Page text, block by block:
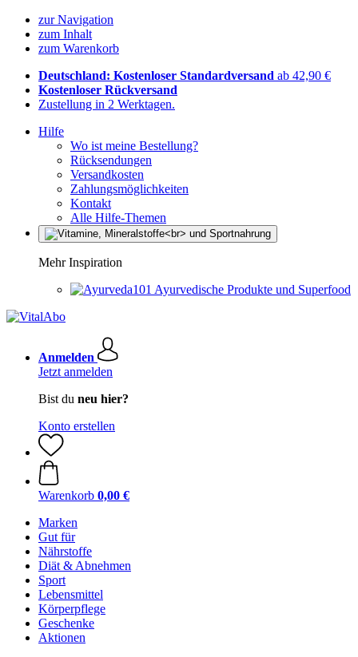
zur Navigation
zum Inhalt
zum Warenkorb
Deutschland: Kostenloser Standardversand ab 42,90 €
Kostenloser Rückversand
Zustellung in 2 Werktagen.
Hilfe
Wo ist meine Bestellung?
Rücksendungen
Versandkosten
Zahlungsmöglichkeiten
Kontakt
Alle Hilfe-Themen
Mehr Inspiration
Ayurvedische Produkte und Superfood
Anmelden
Jetzt anmelden
Bist du neu hier?
Konto erstellen
Warenkorb 0,00 €
Marken
Gut für
Nährstoffe
Diät & Abnehmen
Sport
Lebensmittel
Körperpflege
Geschenke
Aktionen